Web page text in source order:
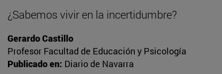
¿Sabemos vivir en la incertidumbre?
Gerardo Castillo
Profesor Facultad de Educación y Psicología
Publicado en: Diario de Navarra